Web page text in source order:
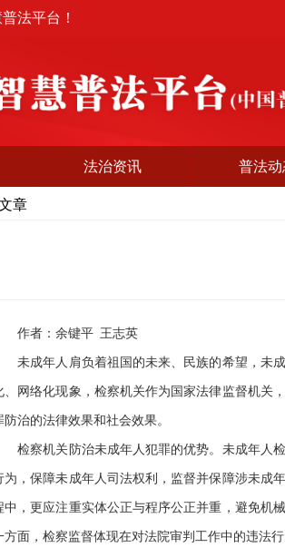
法平台！
法治资讯 普法动
章
作者：余键平 王志英
未成年人肩负着祖国的未来、民族的希望，未成
、网络化现象，检察机关作为国家法律监督机关
防治的法律效果和社会效果。
检察机关防治未成年人犯罪的优势。未成年人检
为，保障未成年人司法权利，监督并保障涉未成
中，更应注重实体公正与程序公正并重，避免机
方面，检察监督体现在对法院审判工作中的违法